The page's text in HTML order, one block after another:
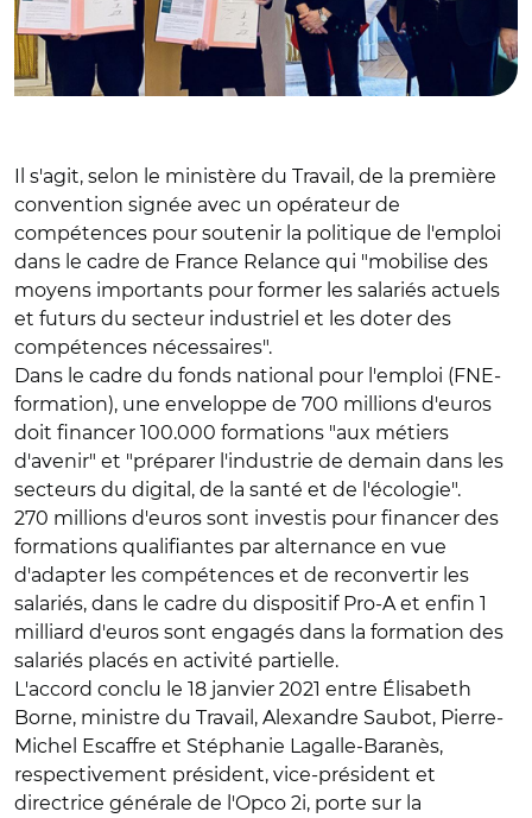
Il s'agit, selon le ministère du Travail, de la première
convention signée avec un opérateur de
compétences pour soutenir la politique de l'emploi
dans le cadre de France Relance qui "mobilise des
moyens importants pour former les salariés actuels
et futurs du secteur industriel et les doter des
compétences nécessaires".
Dans le cadre du fonds national pour l'emploi (FNE-
formation), une enveloppe de 700 millions d'euros
doit financer 100.000 formations "aux métiers
d'avenir" et "préparer l'industrie de demain dans les
secteurs du digital, de la santé et de l'écologie".
270 millions d'euros sont investis pour financer des
formations qualifiantes par alternance en vue
d'adapter les compétences et de reconvertir les
salariés, dans le cadre du dispositif Pro-A et enfin 1
milliard d'euros sont engagés dans la formation des
salariés placés en activité partielle.
L'accord conclu le 18 janvier 2021 entre Élisabeth
Borne, ministre du Travail, Alexandre Saubot, Pierre-
Michel Escaffre et Stéphanie Lagalle-Baranès,
respectivement président, vice-président et
directrice générale de l'Opco 2i, porte sur la